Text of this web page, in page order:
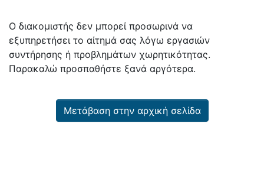
Ο διακομιστής δεν μπορεί προσωρινά να
εξυπηρετήσει το αίτημά σας λόγω εργασιών
συντήρησης ή προβλημάτων χωρητικότητας.
Παρακαλώ προσπαθήστε ξανά αργότερα.
Μετάβαση στην αρχική σελίδα